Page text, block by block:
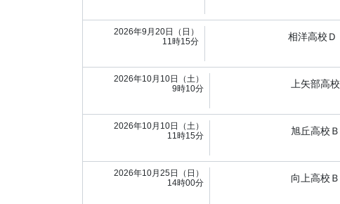
2026年9月20日（日）
11時15分
相洋高校Ｄ
2026年10月10日（土）
9時10分
上矢部高校
2026年10月10日（土）
11時15分
旭丘高校Ｂ
2026年10月25日（日）
14時00分
向上高校Ｂ